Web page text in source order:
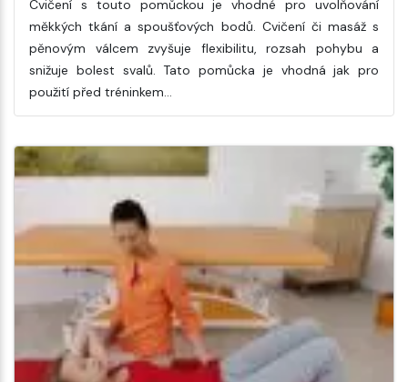
Cvičení s touto pomůckou je vhodné pro uvolňování
měkkých tkání a spoušťových bodů. Cvičení či masáž s
pěnovým válcem zvyšuje flexibilitu, rozsah pohybu a
snižuje bolest svalů. Tato pomůcka je vhodná jak pro
použití před tréninkem…